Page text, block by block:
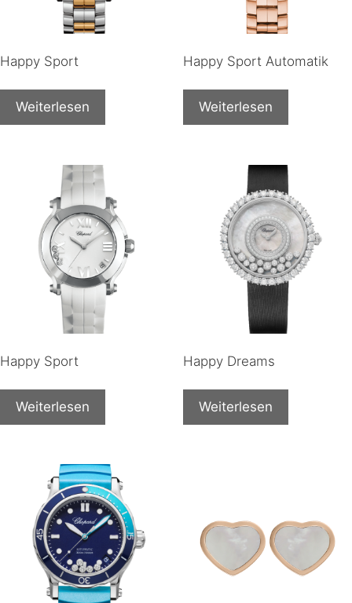
Happy Sport
Weiterlesen
Happy Sport Automatik
Weiterlesen
Happy Sport
Weiterlesen
Happy Dreams
Weiterlesen